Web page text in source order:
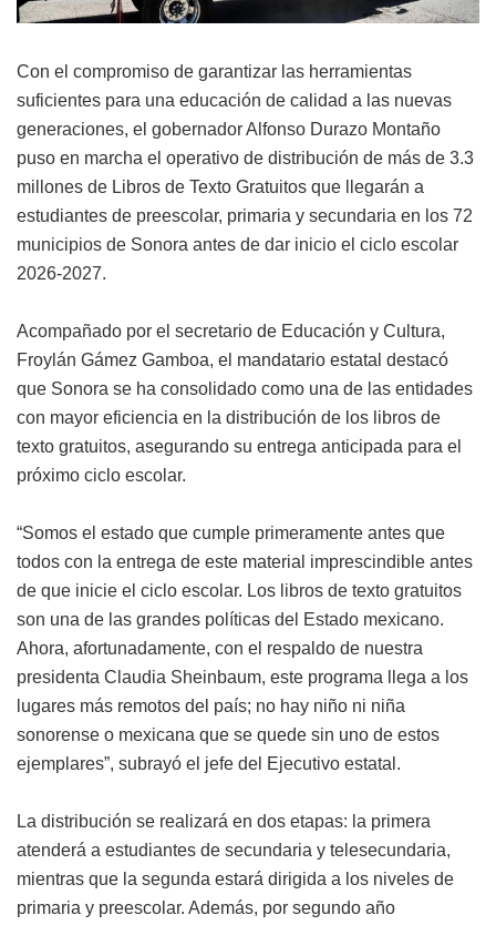
Con el compromiso de garantizar las herramientas
suficientes para una educación de calidad a las nuevas
generaciones, el gobernador Alfonso Durazo Montaño
puso en marcha el operativo de distribución de más de 3.3
millones de Libros de Texto Gratuitos que llegarán a
estudiantes de preescolar, primaria y secundaria en los 72
municipios de Sonora antes de dar inicio el ciclo escolar
2026-2027.
Acompañado por el secretario de Educación y Cultura,
Froylán Gámez Gamboa, el mandatario estatal destacó
que Sonora se ha consolidado como una de las entidades
con mayor eficiencia en la distribución de los libros de
texto gratuitos, asegurando su entrega anticipada para el
próximo ciclo escolar.
“Somos el estado que cumple primeramente antes que
todos con la entrega de este material imprescindible antes
de que inicie el ciclo escolar. Los libros de texto gratuitos
son una de las grandes políticas del Estado mexicano.
Ahora, afortunadamente, con el respaldo de nuestra
presidenta Claudia Sheinbaum, este programa llega a los
lugares más remotos del país; no hay niño ni niña
sonorense o mexicana que se quede sin uno de estos
ejemplares”, subrayó el jefe del Ejecutivo estatal.
La distribución se realizará en dos etapas: la primera
atenderá a estudiantes de secundaria y telesecundaria,
mientras que la segunda estará dirigida a los niveles de
primaria y preescolar. Además, por segundo año